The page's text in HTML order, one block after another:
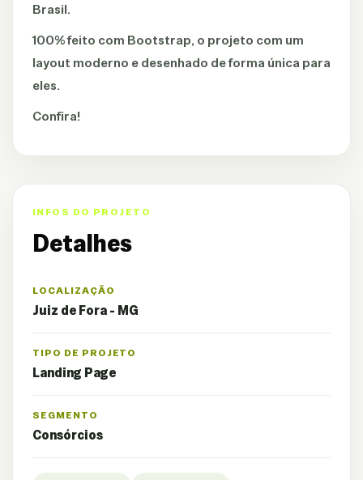
Brasil.
100% feito com Bootstrap, o projeto com um
layout moderno e desenhado de forma única para
eles.
Confira!
INFOS DO PROJETO
Detalhes
LOCALIZAÇÃO
Juiz de Fora - MG
TIPO DE PROJETO
Landing Page
SEGMENTO
Consórcios